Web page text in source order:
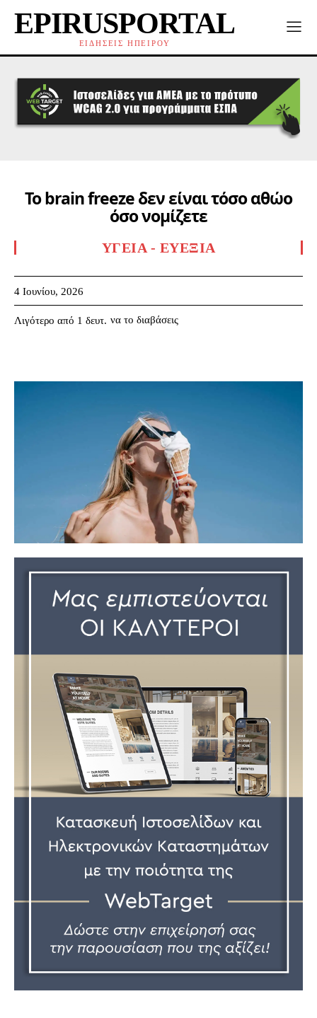
EPIRUSPORTAL
ΕΙΔΗΣΕΙΣ ΗΠΕΙΡΟΥ
Το brain freeze δεν είναι τόσο αθώο
όσο νομίζετε
ΥΓΕΊΑ - ΕΥΕΞΊΑ
4 Ιουνίου, 2026
Λιγότερο από 1 δευτ. να το διαβάσεις